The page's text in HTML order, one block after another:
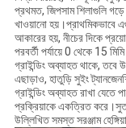
প্রথমত, জিপসাম শিলাগুলি
খাওয়ানো হয়।প্রাথমিকভাবে
আকারের হয়, নীচের দিকে
পরবর্তী পর্যায়ে 0 থেকে 15
গ্রাইন্ডিং অব্যাহত থাকে, তবে
এছাড়াও, হাতুড়ি সুইং
গ্রাইন্ডিং অব্যাহত রাখা
প্রক্রিয়াকে একত্রিত
উল্লিখিত সমস্ত সরঞ্জাম